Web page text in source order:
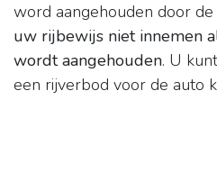
word aangehouden door
uw rijbewijs niet innemen
wordt aangehouden. U
een rijverbod voor de auto